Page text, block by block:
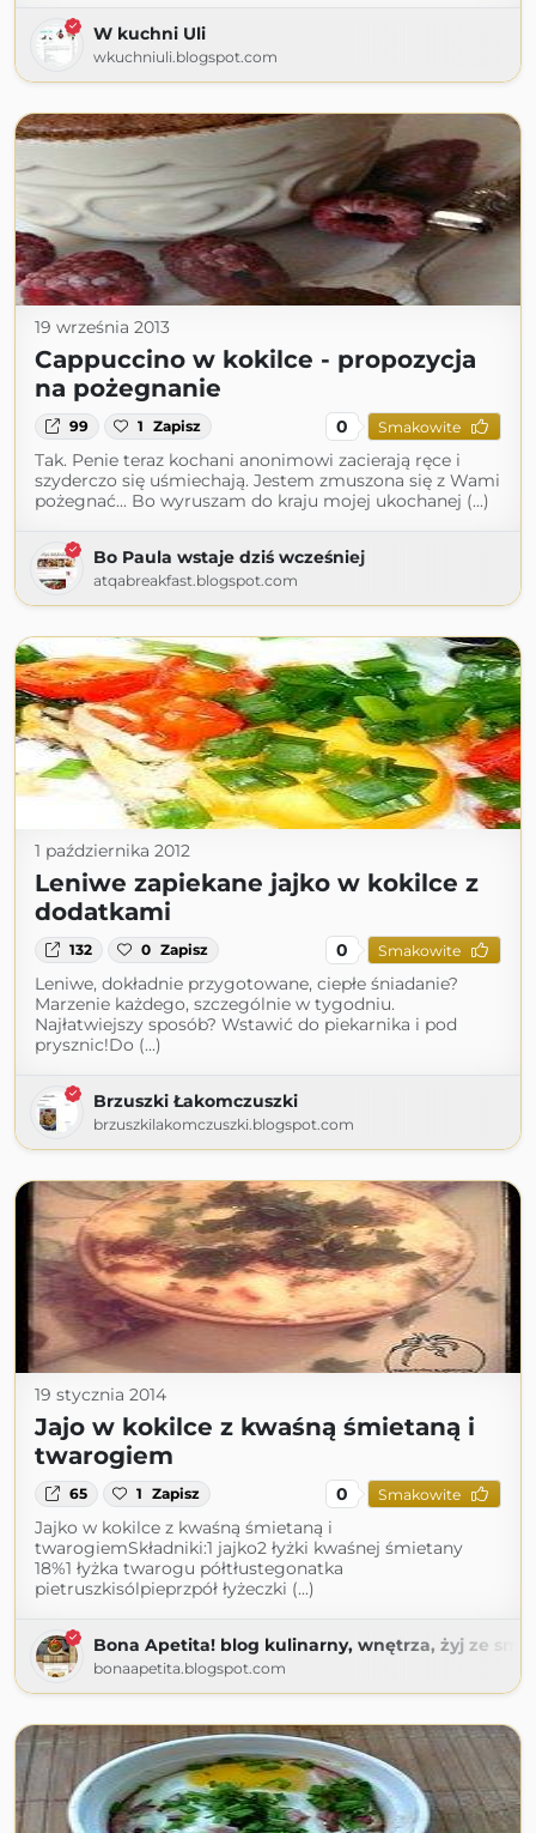
W kuchni Uli
wkuchniuli.blogspot.com
19 września 2013
Cappuccino w kokilce - propozycja
na pożegnanie
99 1 Zapisz 0 Smakowite
Tak. Penie teraz kochani anonimowi zacierają ręce i
szyderczo się uśmiechają. Jestem zmuszona się z Wami
pożegnać... Bo wyruszam do kraju mojej ukochanej (...)
Bo Paula wstaje dziś wcześniej
atqabreakfast.blogspot.com
1 października 2012
Leniwe zapiekane jajko w kokilce z
dodatkami
132 0 Zapisz 0 Smakowite
Leniwe, dokładnie przygotowane, ciepłe śniadanie?
Marzenie każdego, szczególnie w tygodniu.
Najłatwiejszy sposób? Wstawić do piekarnika i pod
prysznic!Do (...)
Brzuszki Łakomczuszki
brzuszkilakomczuszki.blogspot.com
19 stycznia 2014
Jajo w kokilce z kwaśną śmietaną i
twarogiem
65 1 Zapisz 0 Smakowite
Jajko w kokilce z kwaśną śmietaną i
twarogiemSkładniki:1 jajko2 łyżki kwaśnej śmietany
18%1 łyżka twarogu półtłustegonatka
pietruszkisólpieprzpół łyżeczki (...)
Bona Apetita! blog kulinarny, wnętrza, żyj ze
bonaapetita.blogspot.com